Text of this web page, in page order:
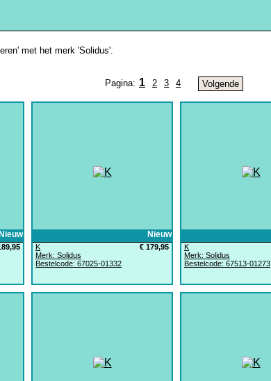
met het merk 'Solidus'.
Pagina: 1 2 3 4 Volgende
Nieuw Nieuw
€ 179,95
K
Merk: Solidus
Bestelcode: 67025-01332
K
Merk: Solidus
Bestelcode: 67513-01273